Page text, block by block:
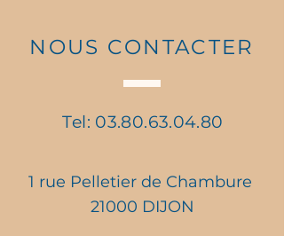
NOUS CONTACTER
Tel: 03.80.63.04.80
1 rue Pelletier de Chambure
21000 DIJON